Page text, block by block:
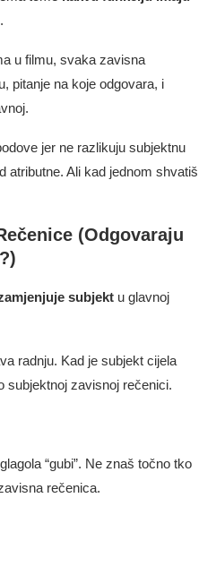
u filmu, svaka zavisna
pitanje na koje odgovara, i
jer ne razlikuju subjektnu
atributne. Ali kad jednom shvatiš
(Odgovaraju
subjekt u glavnoj
radnju. Kad je subjekt cijela
subjektnoj zavisnoj rečenici.
“gubi”. Ne znaš točno tko
rečenica.